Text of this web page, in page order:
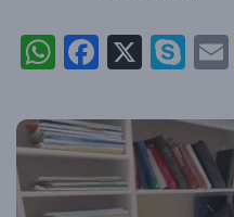
WhatsApp
X